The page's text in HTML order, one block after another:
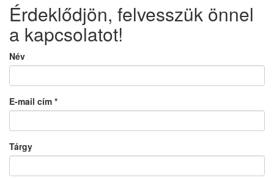
Érdeklődjön, felvesszük önnel
a kapcsolatot!
Név
E-mail cím *
Tárgy